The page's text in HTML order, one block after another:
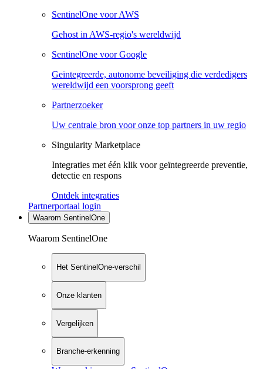
SentinelOne voor AWS
Gehost in AWS-regio's wereldwijd
SentinelOne voor Google
Geïntegreerde, autonome beveiliging die verdedigers
wereldwijd een voorsprong geeft
Partnerzoeker
Uw centrale bron voor onze top partners in uw regio
Singularity Marketplace
Integraties met één klik voor geïntegreerde preventie,
detectie en respons
Ontdek integraties
Partnerportaal login
Waarom SentinelOne
Waarom SentinelOne
Het SentinelOne-verschil
Onze klanten
Vergelijken
Branche-erkenning